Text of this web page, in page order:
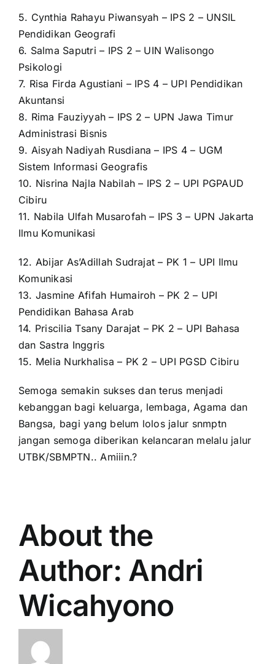
5. Cynthia Rahayu Piwansyah – IPS 2 – UNSIL
Pendidikan Geografi
6. Salma Saputri – IPS 2 – UIN Walisongo
Psikologi
7. Risa Firda Agustiani – IPS 4 – UPI Pendidikan
Akuntansi
8. Rima Fauziyyah – IPS 2 – UPN Jawa Timur
Administrasi Bisnis
9. Aisyah Nadiyah Rusdiana – IPS 4 – UGM
Sistem Informasi Geografis
10. Nisrina Najla Nabilah – IPS 2 – UPI PGPAUD
Cibiru
11. Nabila Ulfah Musarofah – IPS 3 – UPN Jakarta
Ilmu Komunikasi
12. Abijar As’Adillah Sudrajat – PK 1 – UPI Ilmu
Komunikasi
13. Jasmine Afifah Humairoh – PK 2 – UPI
Pendidikan Bahasa Arab
14. Priscilia Tsany Darajat – PK 2 – UPI Bahasa
dan Sastra Inggris
15. Melia Nurkhalisa – PK 2 – UPI PGSD Cibiru
Semoga semakin sukses dan terus menjadi
kebanggan bagi keluarga, lembaga, Agama dan
Bangsa, bagi yang belum lolos jalur snmptn
jangan semoga diberikan kelancaran melalu jalur
UTBK/SBMPTN.. Amiiin.?
About the
Author: Andri
Wicahyono